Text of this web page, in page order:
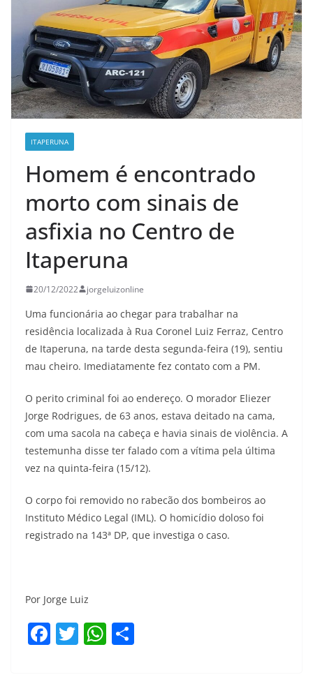
ITAPERUNA
Homem é encontrado
morto com sinais de
asfixia no Centro de
Itaperuna
20/12/2022 jorgeluizonline
Uma funcionária ao chegar para trabalhar na
residência localizada à Rua Coronel Luiz Ferraz, Centro
de Itaperuna, na tarde desta segunda-feira (19), sentiu
mau cheiro. Imediatamente fez contato com a PM.
O perito criminal foi ao endereço. O morador Eliezer
Jorge Rodrigues, de 63 anos, estava deitado na cama,
com uma sacola na cabeça e havia sinais de violência. A
testemunha disse ter falado com a vítima pela última
vez na quinta-feira (15/12).
O corpo foi removido no rabecão dos bombeiros ao
Instituto Médico Legal (IML). O homicídio doloso foi
registrado na 143ª DP, que investiga o caso.
Por Jorge Luiz
F T W